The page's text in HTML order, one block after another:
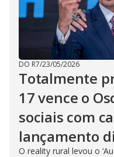
DO R7/23/05/2026
Totalmente
17 vence o
sociais com
lançamento
O reality rural levou o